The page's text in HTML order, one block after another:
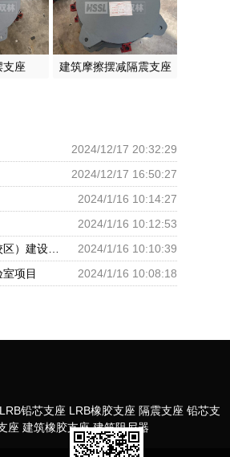
支座 建筑摩擦摆减隔震支座
2024/12/17 20:32:29
2024/12/17 16:50:27
2024/1/16 10:14:27
2024/1/16 10:12:53
2024/1/16 10:10:39
项目 2024/1/16 10:08:18
LRB铅芯支座 LRB橡胶支座 隔震支座 铅芯支
座 建筑橡胶支座 建筑阻尼器